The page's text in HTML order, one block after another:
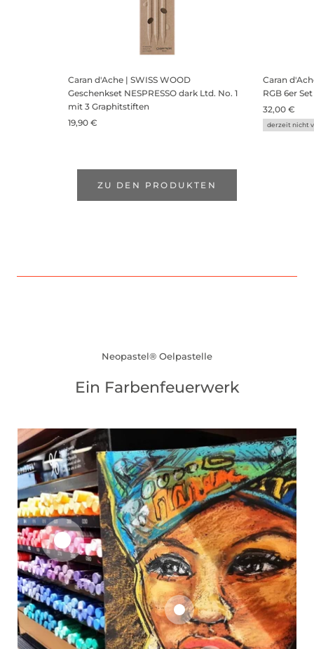
Caran d'Ache | SWISS WOOD
Geschenkset NESPRESSO dark Ltd. No. 1
mit 3 Graphitstiften
19,90 €
Caran
RGB 6er Set
32,00 €
derzeit nicht
ZU DEN PRODUKTEN
Neopastel® Oelpastelle
Ein Farbenfeuerwerk